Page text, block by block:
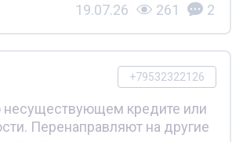
19.07.26 261 2
+79532322126
кредите или
Перенаправляют на другие